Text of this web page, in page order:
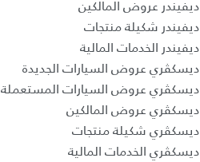
ديفيندر عروض المالكين
ديفيندر شكيلة منتجات
ديفيندر الخدمات المالية
ديسكڤري عروض السيارات الجديدة
ديسكڤري عروض السيارات المستعملة
ديسكڤري عروض المالكين
ديسكڤري شكيلة منتجات
ديسكڤري الخدمات المالية